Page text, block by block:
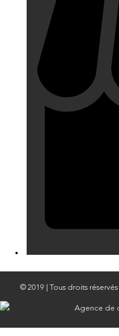
© 2019 | Tous droits réservés